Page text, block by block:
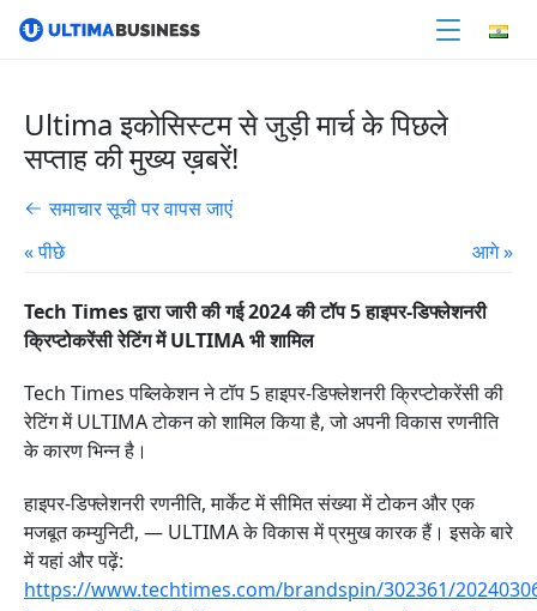
Ultima इकोसिस्टम से जुड़ी मार्च के पिछले
सप्ताह की मुख्य ख़बरें!
समाचार सूची पर वापस जाएं
« पीछे
आगे »
Tech Times द्वारा जारी की गई 2024 की टॉप 5 हाइपर-डिफ्लेशनरी
क्रिप्टोकरेंसी रेटिंग में ULTIMA भी शामिल
Tech Times पब्लिकेशन ने टॉप 5 हाइपर-डिफ्लेशनरी क्रिप्टोकरेंसी की
रेटिंग में ULTIMA टोकन को शामिल किया है, जो अपनी विकास रणनीति
के कारण भिन्न है।
हाइपर-डिफ्लेशनरी रणनीति, मार्केट में सीमित संख्या में टोकन और एक
मजबूत कम्युनिटी, — ULTIMA के विकास में प्रमुख कारक हैं। इसके बारे
में यहां और पढ़ें:
https://www.techtimes.com/brandspin/302361/